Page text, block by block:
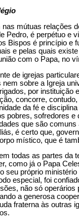
nas mútuas
Pedro, é perpétuo e
Bispos é princípio
e pelas quais
com o Papa, no
de igrejas
sobre a Igreja
por instituição
concorre,
da fé e
pobres, sofredores
que são
é certo que,
místico, que é
todas as partes
como já o Papa
seu próprio
especial, foi
não só
a generosa
fraterna às